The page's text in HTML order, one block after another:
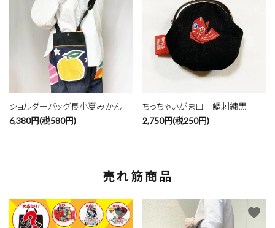
ショルダーバッグ長小夏みかん
6,380円(税580円)
ちっちゃいがま口 鯛刺繍黒
2,750円(税250円)
売れ筋商品
favorite favorite